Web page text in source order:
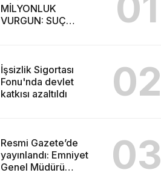
MİLYONLUK
VURGUN: SUÇ
İşsizlik Sigortası
Fonu'nda devlet
katkısı azaltıldı
02
Resmi Gazete’de
yayınlandı: Emniyet
Genel Müdürü
03